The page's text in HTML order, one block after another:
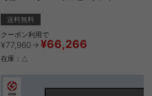
送料無料
クーポン利用で
¥77,960→ ¥66,266
在庫：△